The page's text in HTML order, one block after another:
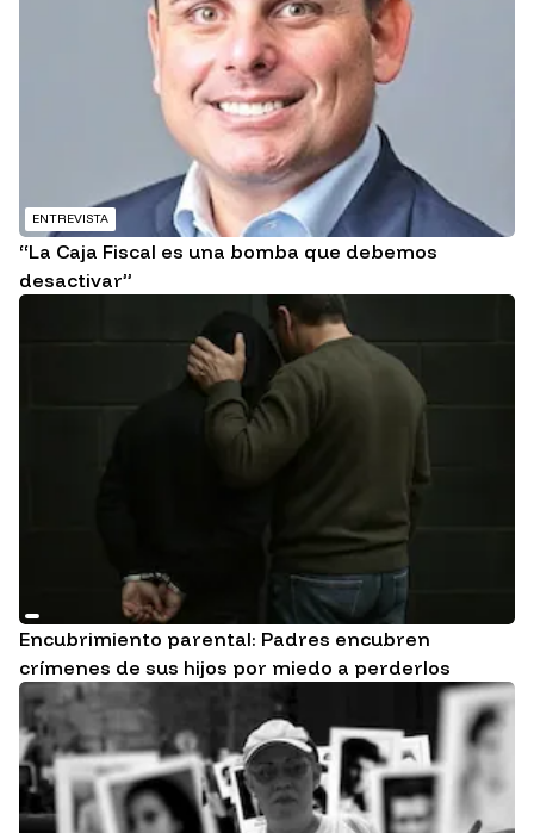
ENTREVISTA
“La Caja Fiscal es una bomba que debemos
desactivar”
Encubrimiento parental: Padres encubren
crímenes de sus hijos por miedo a perderlos